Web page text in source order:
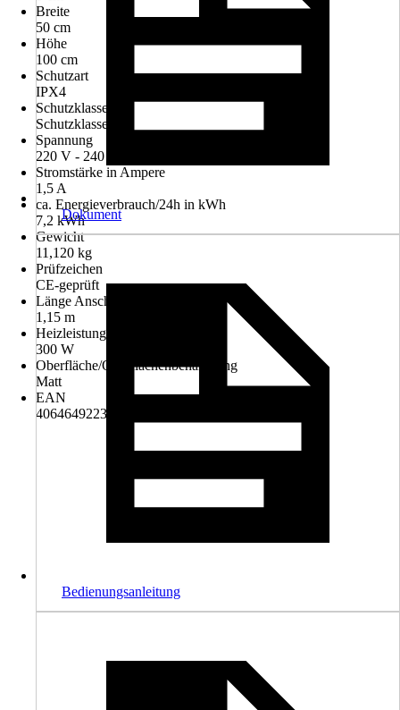
Breite
50 cm
Höhe
100 cm
Schutzart
IPX4
Schutzklasse
Schutzklasse I
Spannung
220 V - 240 V
Stromstärke in Ampere
1,5 A
ca. Energieverbrauch/24h in kWh
7,2 kWh
Gewicht
11,120 kg
Prüfzeichen
CE-geprüft
Länge Anschlusskabel
1,15 m
Heizleistung
300 W
Oberfläche/Oberflächenbehandlung
Matt
EAN
4064649223967
Dokument
Bedienungsanleitung